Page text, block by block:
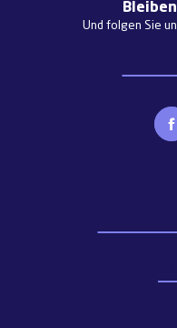
Und folgen Sie